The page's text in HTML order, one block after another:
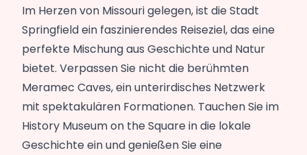
Im Herzen von Missouri gelegen, ist die Stadt
Springfield ein faszinierendes Reiseziel, das eine
perfekte Mischung aus Geschichte und Natur
bietet. Verpassen Sie nicht die berühmten
Meramec Caves, ein unterirdisches Netzwerk
mit spektakulären Formationen. Tauchen Sie im
History Museum on the Square in die lokale
Geschichte ein und genießen Sie eine